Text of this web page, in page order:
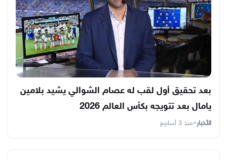
بعد تحقيق أول لقب له عصام الشوالي يشيد بلامين
يامال بعد تتويجه بكأس العالم 2026
الأخبار•منذ 3 أسابيع